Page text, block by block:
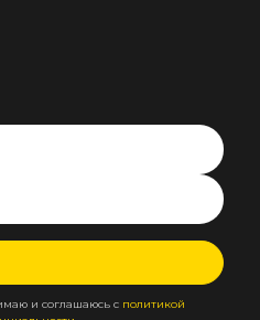
и соглашаюсь с политикой